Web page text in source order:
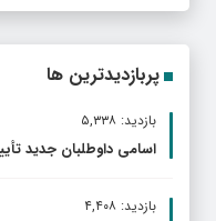
پربازدیدترین ها
بازدید: ۵,۳۳۸
اسامی داوطلبان جدید
بازدید: ۴,۴۰۸